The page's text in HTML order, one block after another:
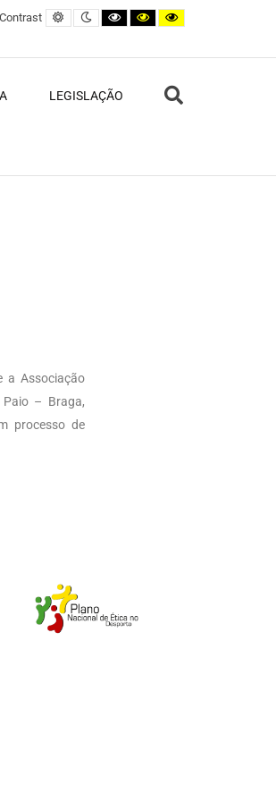
Contrast Default contrast
Night contrast
Black and White contrast
Black and Yellow
Yellow and Black
LEGISLAÇÃO
a Associação
Paio – Braga,
processo de